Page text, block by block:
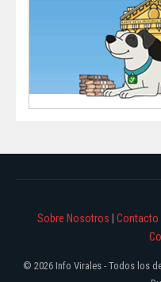
Sobre Nosotros Contacto
© 2026 Info Virales - Todos los